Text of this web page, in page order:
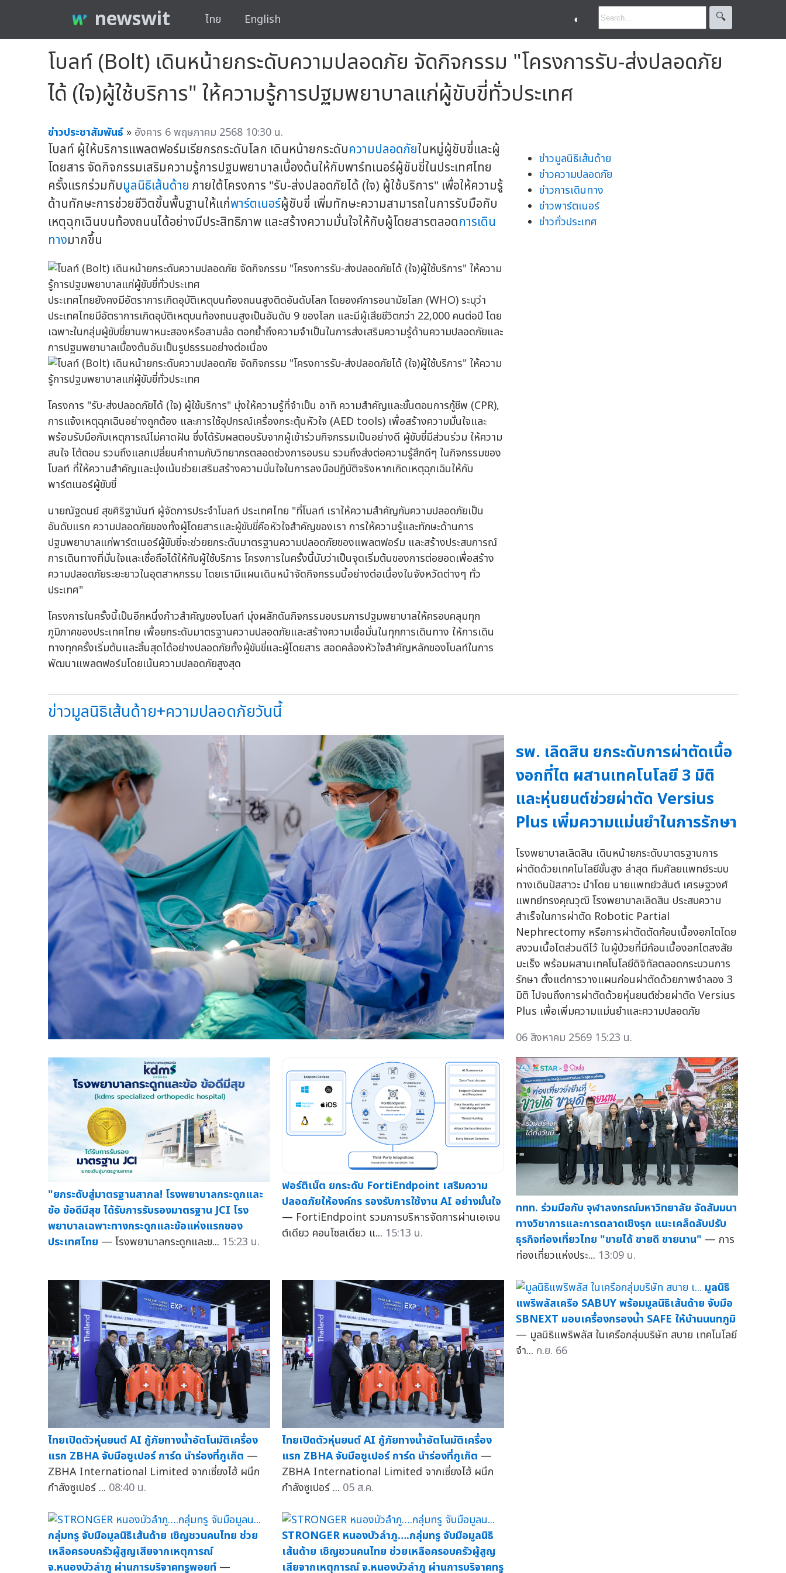
newswit ไทย English ◐ 🔍︎
โบลท์ (Bolt) เดินหน้ายกระดับความปลอดภัย จัดกิจกรรม "โครงการรับ-ส่งปลอดภัย
ได้ (ใจ)ผู้ใช้บริการ" ให้ความรู้การปฐมพยาบาลแก่ผู้ขับขี่ทั่วประเทศ
ข่าวประชาสัมพันธ์ » อังคาร 6 พฤษภาคม 2568 10:30 น.
โบลท์ ผู้ให้บริการแพลตฟอร์มเรียกรถระดับโลก เดินหน้ายกระดับความปลอดภัยในหมู่ผู้ขับขี่และผู้
โดยสาร จัดกิจกรรมเสริมความรู้การปฐมพยาบาลเบื้องต้นให้กับพาร์ทเนอร์ผู้ขับขี่ในประเทศไทย
ครั้งแรกร่วมกับมูลนิธิเส้นด้าย ภายใต้โครงการ "รับ-ส่งปลอดภัยได้ (ใจ) ผู้ใช้บริการ" เพื่อให้ความรู้
ด้านทักษะการช่วยชีวิตขั้นพื้นฐานให้แก่พาร์ตเนอร์ผู้ขับขี่ เพิ่มทักษะความสามารถในการรับมือกับ
เหตุฉุกเฉินบนท้องถนนได้อย่างมีประสิทธิภาพ และสร้างความมั่นใจให้กับผู้โดยสารตลอดการเดิน
ทางมากขึ้น
ประเทศไทยยังคงมีอัตราการเกิดอุบัติเหตุบนท้องถนนสูงติดอันดับโลก โดยองค์การอนามัยโลก (WHO) ระบุว่า
ประเทศไทยมีอัตราการเกิดอุบัติเหตุบนท้องถนนสูงเป็นอันดับ 9 ของโลก และมีผู้เสียชีวิตกว่า 22,000 คนต่อปี โดย
เฉพาะในกลุ่มผู้ขับขี่ยานพาหนะสองหรือสามล้อ ตอกย้ำถึงความจำเป็นในการส่งเสริมความรู้ด้านความปลอดภัยและ
การปฐมพยาบาลเบื้องต้นอันเป็นรูปธรรมอย่างต่อเนื่อง
โครงการ "รับ-ส่งปลอดภัยได้ (ใจ) ผู้ใช้บริการ" มุ่งให้ความรู้ที่จำเป็น อาทิ ความสำคัญและขั้นตอนการกู้ชีพ (CPR),
การแจ้งเหตุฉุกเฉินอย่างถูกต้อง และการใช้อุปกรณ์เครื่องกระตุ้นหัวใจ (AED tools) เพื่อสร้างความมั่นใจและ
พร้อมรับมือกับเหตุการณ์ไม่คาดฝัน ซึ่งได้รับผลตอบรับจากผู้เข้าร่วมกิจกรรมเป็นอย่างดี ผู้ขับขี่มีส่วนร่วม ให้ความ
สนใจ โต้ตอบ รวมถึงแลกเปลี่ยนคำถามกับวิทยากรตลอดช่วงการอบรม รวมถึงส่งต่อความรู้สึกดีๆ ในกิจกรรมของ
โบลท์ ที่ให้ความสำคัญและมุ่งเน้นช่วยเสริมสร้างความมั่นใจในการลงมือปฏิบัติจริงหากเกิดเหตุฉุกเฉินให้กับ
พาร์ตเนอร์ผู้ขับขี่
นายณัฐดนย์ สุขศิริฐานันท์ ผู้จัดการประจำโบลท์ ประเทศไทย "ที่โบลท์ เราให้ความสำคัญกับความปลอดภัยเป็น
อันดับแรก ความปลอดภัยของทั้งผู้โดยสารและผู้ขับขี่คือหัวใจสำคัญของเรา การให้ความรู้และทักษะด้านการ
ปฐมพยาบาลแก่พาร์ตเนอร์ผู้ขับขี่จะช่วยยกระดับมาตรฐานความปลอดภัยของแพลตฟอร์ม และสร้างประสบการณ์
การเดินทางที่มั่นใจและเชื่อถือได้ให้กับผู้ใช้บริการ โครงการในครั้งนี้นับว่าเป็นจุดเริ่มต้นของการต่อยอดเพื่อสร้าง
ความปลอดภัยระยะยาวในอุตสาหกรรม โดยเรามีแผนเดินหน้าจัดกิจกรรมนี้อย่างต่อเนื่องในจังหวัดต่างๆ ทั่ว
ประเทศ"
โครงการในครั้งนี้เป็นอีกหนึ่งก้าวสำคัญของโบลท์ มุ่งผลักดันกิจกรรมอบรมการปฐมพยาบาลให้ครอบคลุมทุก
ภูมิภาคของประเทศไทย เพื่อยกระดับมาตรฐานความปลอดภัยและสร้างความเชื่อมั่นในทุกการเดินทาง ให้การเดิน
ทางทุกครั้งเริ่มต้นและสิ้นสุดได้อย่างปลอดภัยทั้งผู้ขับขี่และผู้โดยสาร สอดคล้องหัวใจสำคัญหลักของโบลท์ในการ
พัฒนาแพลตฟอร์มโดยเน้นความปลอดภัยสูงสุด
ข่าวมูลนิธิเส้นด้าย
ข่าวความปลอดภัย
ข่าวการเดินทาง
ข่าวพาร์ตเนอร์
ข่าวทั่วประเทศ
ข่าวมูลนิธิเส้นด้าย+ความปลอดภัยวันนี้
รพ. เลิดสิน ยกระดับการผ่าตัดเนื้อ
งอกที่ไต ผสานเทคโนโลยี 3 มิติ
และหุ่นยนต์ช่วยผ่าตัด Versius
Plus เพิ่มความแม่นยำในการรักษา
โรงพยาบาลเลิดสิน เดินหน้ายกระดับมาตรฐานการ
ผ่าตัดด้วยเทคโนโลยีขั้นสูง ล่าสุด ทีมศัลยแพทย์ระบบ
ทางเดินปัสสาวะ นำโดย นายแพทย์วสันต์ เศรษฐวงศ์
แพทย์ทรงคุณวุฒิ โรงพยาบาลเลิดสิน ประสบความ
สำเร็จในการผ่าตัด Robotic Partial
Nephrectomy หรือการผ่าตัดตัดก้อนเนื้องอกไตโดย
สงวนเนื้อไตส่วนดีไว้ ในผู้ป่วยที่มีก้อนเนื้องอกไตสงสัย
มะเร็ง พร้อมผสานเทคโนโลยีดิจิทัลตลอดกระบวนการ
รักษา ตั้งแต่การวางแผนก่อนผ่าตัดด้วยภาพจำลอง 3
มิติ ไปจนถึงการผ่าตัดด้วยหุ่นยนต์ช่วยผ่าตัด Versius
Plus เพื่อเพิ่มความแม่นยำและความปลอดภัย
06 สิงหาคม 2569 15:23 น.
"ยกระดับสู่มาตรฐานสากล! โรงพยาบาลกระดูกและ
ข้อ ข้อดีมีสุข ได้รับการรับรองมาตรฐาน JCI โรง
พยาบาลเฉพาะทางกระดูกและข้อแห่งแรกของ
ประเทศไทย — โรงพยาบาลกระดูกและข... 15:23 น.
ฟอร์ติเน็ต ยกระดับ FortiEndpoint เสริมความ
ปลอดภัยให้องค์กร รองรับการใช้งาน AI อย่างมั่นใจ
— FortiEndpoint รวมการบริหารจัดการผ่านเอเจน
ต์เดียว คอนโซลเดียว แ... 15:13 น.
ททท. ร่วมมือกับ จุฬาลงกรณ์มหาวิทยาลัย จัดสัมมนา
ทางวิชาการและการตลาดเชิงรุก แนะเคล็ดลับปรับ
ธุรกิจท่องเที่ยวไทย "ขายได้ ขายดี ขายนาน" — การ
ท่องเที่ยวแห่งประ... 13:09 น.
ไทยเปิดตัวหุ่นยนต์ AI กู้ภัยทางน้ำอัตโนมัติเครื่อง
แรก ZBHA จับมือซูเปอร์ การ์ด นำร่องที่ภูเก็ต —
ZBHA International Limited จากเซี่ยงไฮ้ ผนึก
กำลังซูเปอร์ ... 08:40 น.
ไทยเปิดตัวหุ่นยนต์ AI กู้ภัยทางน้ำอัตโนมัติเครื่อง
แรก ZBHA จับมือซูเปอร์ การ์ด นำร่องที่ภูเก็ต —
ZBHA International Limited จากเซี่ยงไฮ้ ผนึก
กำลังซูเปอร์ ... 05 ส.ค.
มูลนิธิ
แพริพลัสเครือ SABUY พร้อมมูลนิธิเส้นด้าย จับมือ
SBNEXT มอบเครื่องกรองน้ำ SAFE ให้บ้านนนทภูมิ
— มูลนิธิแพริพลัส ในเครือกลุ่มบริษัท สบาย เทคโนโลยี
จำ... ก.ย. 66
กลุ่มทรู จับมือมูลนิธิเส้นด้าย เชิญชวนคนไทย ช่วย
เหลือครอบครัวผู้สูญเสียจากเหตุการณ์
จ.หนองบัวลำภู ผ่านการบริจาคทรูพอยท์ —
STRONGER หนองบัวลำภู….กลุ่มทรู จับมือมูลนิธิ
เส้นด้าย เชิญชวนคนไทย ช่วยเหลือครอบครัวผู้สูญ
เสียจากเหตุการณ์ จ.หนองบัวลำภู ผ่านการบริจาคทรู